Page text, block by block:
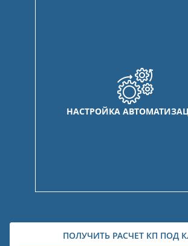
НАСТРОЙКА
ПОЛУЧИТЬ РАСЧЕТ КП ПОД